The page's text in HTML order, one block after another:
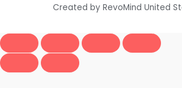
Created by RevoMind United